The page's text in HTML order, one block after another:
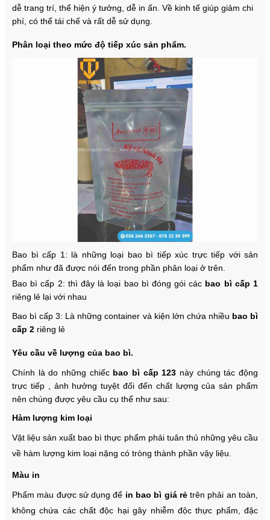
dễ trang trí, thể hiện ý tưởng, dễ in ấn. Về kinh tế giúp giảm chi
phí, có thể tái chế và rất dễ sử dụng.
Phân loại theo mức độ tiếp xúc sản phẩm.
Bao bì cấp 1: là những loại bao bì tiếp xúc trực tiếp với sản
phẩm như đã được nói đến trong phần phân loại ở trên.
Bao bì cấp 2: thì đây là loại bao bì đóng gói các bao bì cấp 1
riêng lẻ lại với nhau
Bao bì cấp 3: Là những container và kiện lớn chứa nhiều bao bì
cấp 2 riêng lẻ
Yêu cầu về lượng của bao bì.
Chính là do những chiếc bao bì cấp 123 này chúng tác động
trực tiếp , ảnh hưởng tuyệt đối đến chất lượng của sản phẩm
nên chúng được yêu cầu cụ thể như sau:
Hàm lượng kim loại
Vật liệu sản xuất bao bì thực phẩm phải tuân thủ những yêu cầu
về hàm lượng kim loại nặng có tròng thành phần vậy liệu.
Màu in
Phẩm màu được sử dụng để in bao bì giá rẻtrên phải an toàn,
không chứa các chất độc hại gây nhiễm độc thực phẩm, đặc